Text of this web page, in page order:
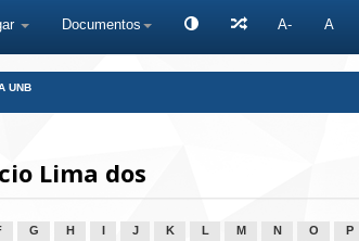
Documentos A- A
UNB
Lima dos
G H J K L M N O P